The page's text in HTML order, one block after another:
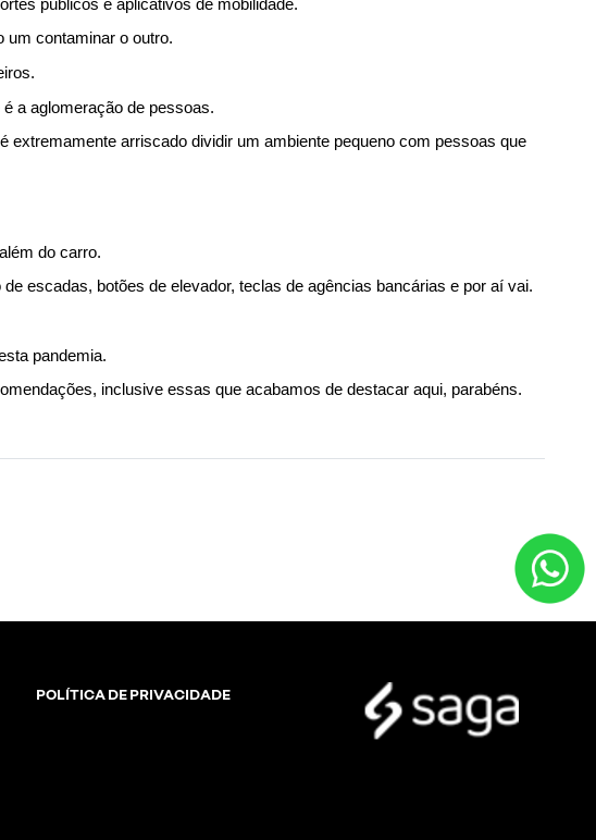
públicos e aplicativos de mobilidade.
um contaminar o outro.
a aglomeração de pessoas.
arriscado dividir um ambiente pequeno com pessoas que
do carro.
escadas, botões de elevador, teclas de agências bancárias e por aí vai.
pandemia.
inclusive essas que acabamos de destacar aqui, parabéns.
POLÍTICA DE PRIVACIDADE